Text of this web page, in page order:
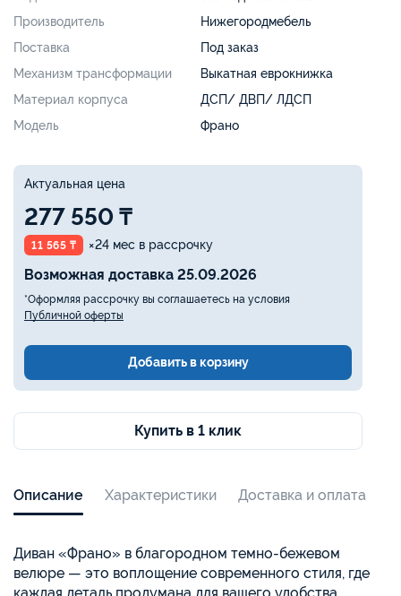
Производитель
Нижегородмебель
Поставка
Под заказ
Механизм трансформации
Выкатная еврокнижка
Материал корпуса
ДСП/ ДВП/ ЛДСП
Модель
Франо
Актуальная цена
277 550 ₸
11 565 ₸ ×24 мес в рассрочку
Возможная доставка 25.09.2026
*Оформляя рассрочку вы соглашаетесь на условия
Публичной оферты
Добавить в корзину
Купить в 1 клик
Описание Характеристики Доставка и оплата
Диван «Франо» в благородном темно-бежевом
велюре — это воплощение современного стиля, где
каждая деталь продумана для вашего удобства.